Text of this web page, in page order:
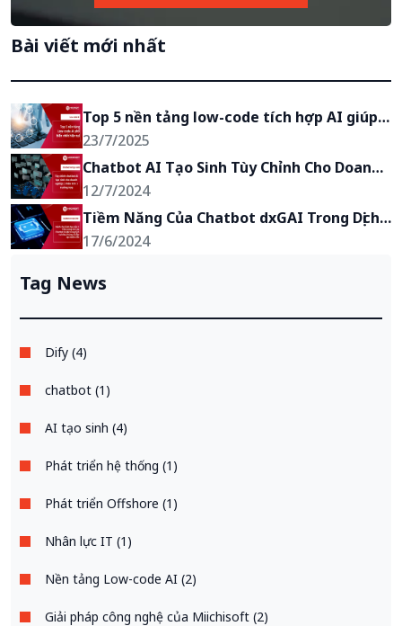
Bài viết mới nhất
Top 5 nền tảng low-code tích hợp AI giúp
tăng tốc triển khai, bứt phá hiệu suất cho
doanh nghiệp
23/7/2025
Chatbot AI Tạo Sinh Tùy Chỉnh Cho Doanh
Nghiệp
12/7/2024
Tiềm Năng Của Chatbot dxGAI Trong Dịch
Vụ Khách Hàng Và Đào Tạo Nhân Viên
17/6/2024
Tag News
Dify (4)
chatbot (1)
AI tạo sinh (4)
Phát triển hệ thống (1)
Phát triển Offshore (1)
Nhân lực IT (1)
Nền tảng Low-code AI (2)
Giải pháp công nghệ của Miichisoft (2)